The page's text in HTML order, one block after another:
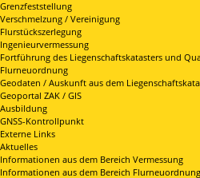
Grenzfeststellung
Verschmelzung / Vereinigung
Flurstückszerlegung
Ingenieurvermessung
Fortführung des Liegenschaftskatasters und
Flurneuordnung
Geodaten / Auskunft aus dem
Geoportal ZAK / GIS
Ausbildung
GNSS-Kontrollpunkt
Externe Links
Aktuelles
Informationen aus dem Bereich Vermessung
Informationen aus dem Bereich Flurneuordnung